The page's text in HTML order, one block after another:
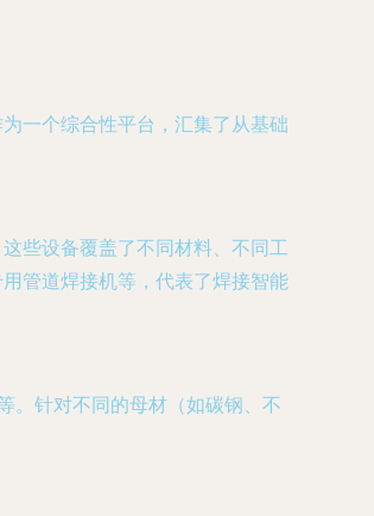
一个综合性平台，汇集了从基础
些设备覆盖了不同材料、不同工
管道焊接机等，代表了焊接智能
。针对不同的母材（如碳钢、不